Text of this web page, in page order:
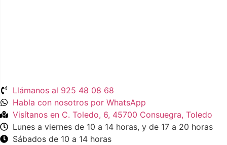
Llámanos al 925 48 08 68
Habla con nosotros por WhatsApp
Visítanos en C. Toledo, 6, 45700 Consuegra, Toledo
Lunes a viernes de 10 a 14 horas, y de 17 a 20 horas
Sábados de 10 a 14 horas